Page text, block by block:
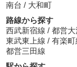
南台 / 大和町
路線から探す
西武新宿線 / 都営
東武東上線 / 有楽町
都営三田線